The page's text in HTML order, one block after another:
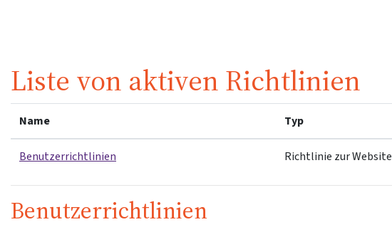
Liste von aktiven Richtlinien
Name Typ
Benutzerrichtlinien Richtlinie zur Website
Benutzerrichtlinien